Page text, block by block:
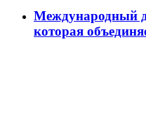
Международный
которая